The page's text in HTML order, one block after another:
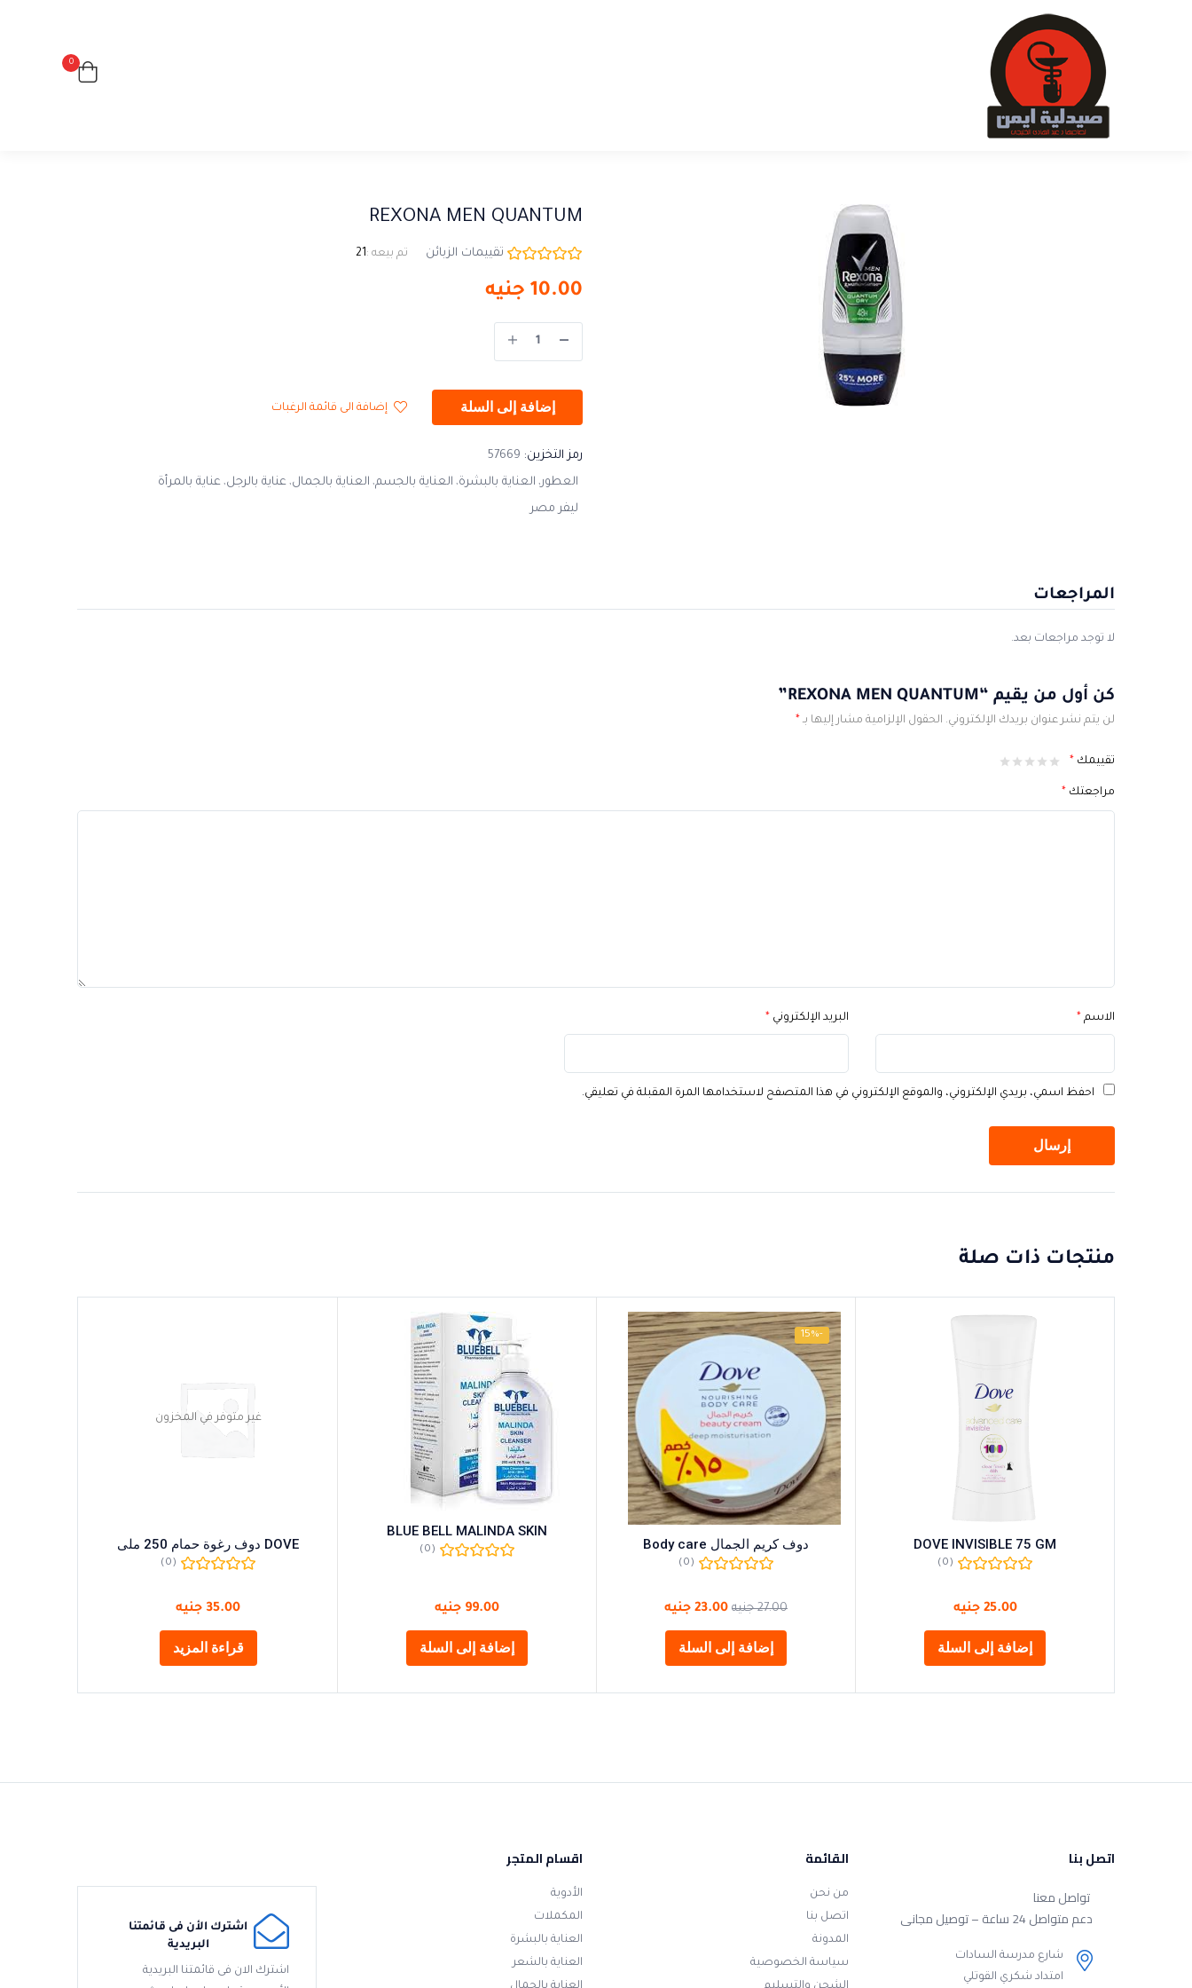
0
REXONA MEN QUANTUM
تقييمات الزبائن تم بيعه :21
10.00 جنيه
إضافة إلى السلة إضافة الى قائمة الرغبات
رمز التخزين: 57669
العطور العناية بالبشرة العناية بالجسم العناية بالجمال عناية بالرجل عناية بالمرأة
ليفر مصر
المراجعات
لا توجد مراجعات بعد.
كن أول من يقيم “REXONA MEN QUANTUM”
لن يتم نشر عنوان بريدك الإلكتروني. الحقول الإلزامية مشار إليها بـ *
تقييمك *
مراجعتك *
الاسم * البريد الإلكتروني *
احفظ اسمي، بريدي الإلكتروني، والموقع الإلكتروني في هذا المتصفح لاستخدامها المرة المقبلة في تعليقي.
منتجات ذات صلة
DOVE INVISIBLE 75 GM
(0)
25.00 جنيه
إضافة إلى السلة
-15%
دوف كريم الجمال Body care
(0)
27.00 جنيه 23.00 جنيه
إضافة إلى السلة
BLUE BELL MALINDA SKIN
(0)
99.00 جنيه
إضافة إلى السلة
غير متوفر في المخزون
DOVE دوف رغوة حمام 250 ملى
(0)
35.00 جنيه
قراءة المزيد
اتصل بنا
تواصل معنا
دعم متواصل 24 ساعة – توصيل مجانى
شارع مدرسة السادات
امتداد شكري القوتلي
القائمة
من نحن
اتصل بنا
المدونة
سياسة الخصوصية
اقسام المتجر
الأدوية
المكملات
العناية بالبشرة
العناية بالشعر
اشترك الأن فى قائمتنا
البريدية
اشترك الان فى قائمتنا البريدية